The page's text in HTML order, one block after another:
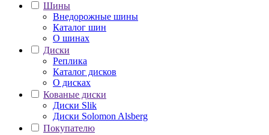
Шины
Внедорожные шины
Каталог шин
О шинах
Диски
Реплика
Каталог дисков
О дисках
Кованые диски
Диски Slik
Диски Solomon Alsberg
Покупателю